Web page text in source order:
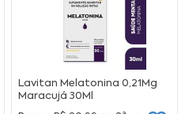
Lavitan Melatonina 0,21Mg
Maracujá 30Ml